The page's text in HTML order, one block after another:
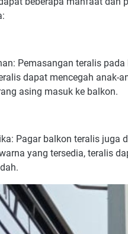
Pemasangan teralis
dapat mencegah anak-
asing masuk ke balkon.
Pagar balkon teralis juga
yang tersedia, teralis